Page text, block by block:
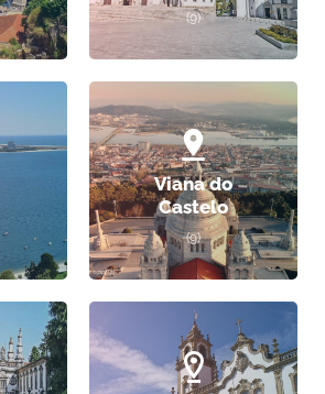
(9)
Viana do
Castelo
(9)